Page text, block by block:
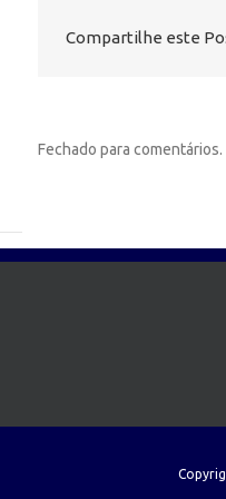
Compartilhe este
Fechado para comentários.